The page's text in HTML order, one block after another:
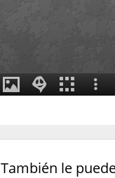
También le